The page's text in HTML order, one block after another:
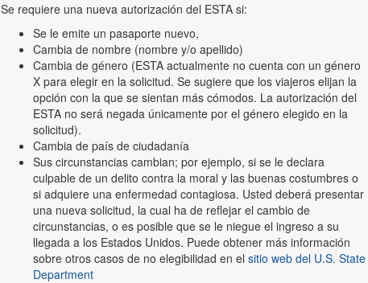
Se requiere una nueva autorización del ESTA si:
Se le emite un pasaporte nuevo,
Cambia de nombre (nombre y/o apellido)
Cambia de género (ESTA actualmente no cuenta con un género
X para elegir en la solicitud. Se sugiere que los viajeros elijan la
opción con la que se sientan más cómodos. La autorización del
ESTA no será negada únicamente por el género elegido en la
solicitud).
Cambia de país de ciudadanía
Sus circunstancias cambian; por ejemplo, si se le declara
culpable de un delito contra la moral y las buenas costumbres o
si adquiere una enfermedad contagiosa. Usted deberá presentar
una nueva solicitud, la cual ha de reflejar el cambio de
circunstancias, o es posible que se le niegue el ingreso a su
llegada a los Estados Unidos. Puede obtener más información
sobre otros casos de no elegibilidad en el sitio web del U.S. State
Department